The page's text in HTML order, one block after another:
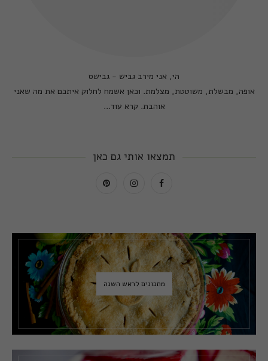
הי, אני מירב גביש - גבישס
אופה, מבשלת, משוטטת, מצלמת. וכאן אשמח לחלוק איתכם את מה שאני
אוהבת. קרא עוד...
תמצאו אותי גם כאן
מתכונים לראש השנה